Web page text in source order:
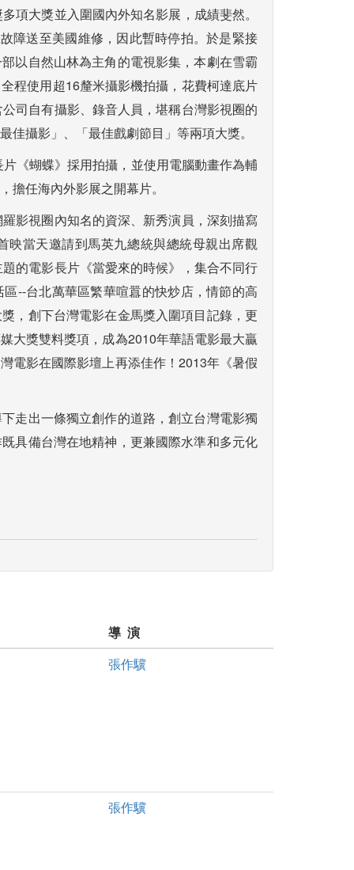
項大獎並入圍國內外知名影展，成績斐然。
障送至美國維修，因此暫時停拍。於是緊接
以自然山林為主角的電視影集，本劇在雪霸
程使用超16釐米攝影機拍攝，花費柯達底片
司自有攝影、錄音人員，堪稱台灣影視圈的
攝影」、「最佳戲劇節目」等兩項大獎。
《蝴蝶》採用拍攝，並使用電腦動畫作為輔
擔任海內外影展之開幕片。
影視圈內知名的資深、新秀演員，深刻描寫
映當天邀請到馬英九總統與總統母親出席觀
的電影長片《當愛來的時候》，集合不同行
--台北萬華區繁華喧囂的快炒店，情節的高
，創下台灣電影在金馬獎入圍項目記錄，更
大獎雙料獎項，成為2010年華語電影最大贏
電影在國際影壇上再添佳作！2013年《暑假
走出一條獨立創作的道路，創立台灣電影獨
具備台灣在地精神，更兼國際水準和多元化
導 演
張作驥
張作驥